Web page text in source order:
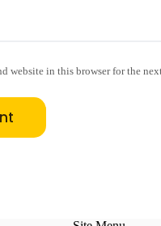
website in this browser for the